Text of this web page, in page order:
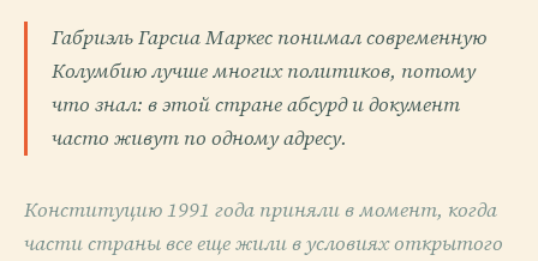
Габриэль Гарсиа Маркес понимал современную
Колумбию лучше многих политиков, потому
что знал: в этой стране абсурд и документ
часто живут по одному адресу.
Конституцию 1991 года приняли в момент, когда
части страны все еще жили в условиях открытого